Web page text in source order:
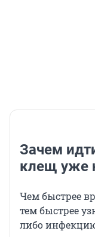
Зачем
клещ уже
Чем быстрее
тем быстрее
либо